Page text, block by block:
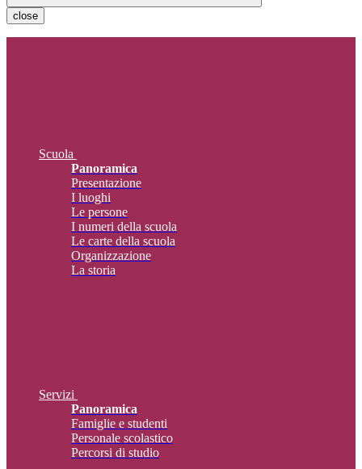
close
Scuola
Panoramica
Presentazione
I luoghi
Le persone
I numeri della scuola
Le carte della scuola
Organizzazione
La storia
Servizi
Panoramica
Famiglie e studenti
Personale scolastico
Percorsi di studio